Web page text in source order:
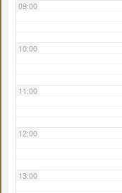
09:00
10:00
11:00
12:00
13:00